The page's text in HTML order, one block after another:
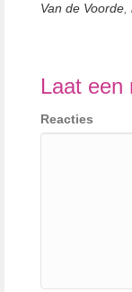
Van de Voorde,
Laat een
Reacties